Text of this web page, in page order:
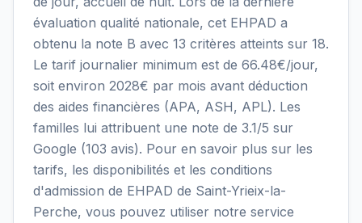
évaluation qualité nationale, cet EHPAD a
obtenu la note B avec 13 critères atteints sur 18.
Le tarif journalier minimum est de 66.48€/jour,
soit environ 2028€ par mois avant déduction
des aides financières (APA, ASH, APL). Les
familles lui attribuent une note de 3.1/5 sur
Google (103 avis). Pour en savoir plus sur les
tarifs, les disponibilités et les conditions
d'admission de EHPAD de Saint-Yrieix-la-
Perche, vous pouvez utiliser notre service